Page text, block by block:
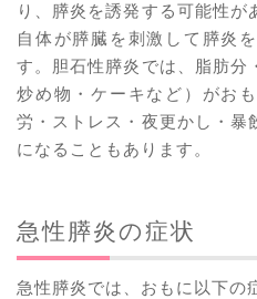
り、膵炎を誘発する可能性
自体が膵臓を刺激して膵炎
す。胆石性膵炎では、脂肪分
炒め物・ケーキなど）がお
労・ストレス・夜更かし・暴
になることもあります。
急性膵炎の症状
急性膵炎では、おもに以下の